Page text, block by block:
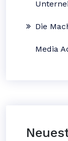
Die
Media